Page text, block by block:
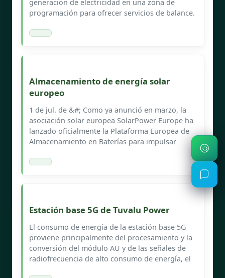
generación de electricidad en una zona de
programación para ofrecer servicios de balance.
Almacenamiento de energía solar
europeo
1 de jul. de &#; Como ya anunció en marzo, la
asociación solar europea SolarPower Europe ha
lanzado oficialmente la Plataforma Europea de
Almacenamiento en Baterías para impulsar
Estación base 5G de Tuvalu Power
El consumo de energía de la estación base 5G
proviene principalmente del procesamiento y la
conversión del módulo AU y de las señales de
radiofrecuencia de alto consumo de energía, el